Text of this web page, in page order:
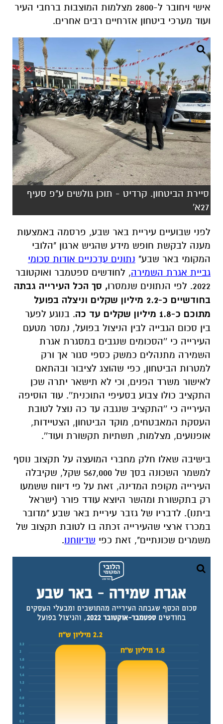
אישי ויחובר ל-2800 מצלמות המוצבות
ברחבי העיר
ועוד מערכי ביטחון אזרחיים רבים אחרים.
סיירת הביטחון. קרדיט - תוכן גולשים ע"פ סעיף
27א'
לפני שבועיים עיריית באר שבע, פרסמה באמצעות
מענה לבקשת חופש מידע שהגיש ארגון "הלובי
המקומי באר שבע" נתונים עדכניים אודות סכומי
גביית אגרת השמירה, לחודשים ספטמבר ואוקטובר
2022. לפי הנתונים שנמסרו
, סך הכל העירייה גבתה
בחודשיים כ-2.2 מיליון שקלים וניצלה בפועל
מתוכם כ-1.8 מיליון שקלים עד כה
. בנוגע לפער
בין סכום הגבייה לבין הניצול בפועל, נמסר מטעם
העירייה כי ''הסכומים שנגבים במסגרת אגרת
השמירה מתנהלים כמשק כספי סגור אך ורק
למטרות הביטחון, כפי שהוצג לציבור ובהתאם
לאישור משרד הפנים, וכי לא תישאר יתרה שכן
התקציב כולו צבוע בסעיפי התוכנית''. עוד הוסיפה
העירייה כי ''התקציב שנגבה עד כה נוצל לטובת
העסקת המאבטחים, מוקד הביטחון, הצטיידות,
אופנועים, מצלמות, תשתיות תקשורת ועוד''.
בישיבה שאלו חלק מחברי המועצה על תקצוב נוסף
למשמר השכונה בסך של 567,000 שקל, שקיבלה
העירייה מקופת המדינה, זאת על פי דיווח ששמעו
רק בתקשורת ומהשר היוצא עודד פורר (ישראל
ביתנו). לדבריו של גזבר עיריית באר שבע "מדובר
במכרז ארצי שהעירייה זכתה בו לטובת תקצוב של
משמרים שכונתיים", זאת כפי שדיווחנו.